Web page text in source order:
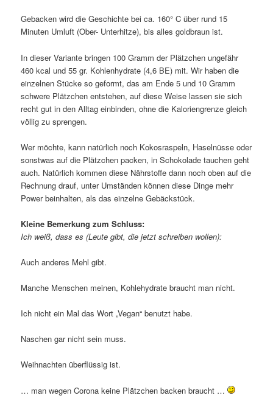
Gebacken wird die Geschichte bei ca. 160° C über rund 15
Minuten Umluft (Ober- Unterhitze), bis alles goldbraun ist.
In dieser Variante bringen 100 Gramm der Plätzchen ungefähr
460 kcal und 55 gr. Kohlenhydrate (4,6 BE) mit. Wir haben die
einzelnen Stücke so geformt, das am Ende 5 und 10 Gramm
schwere Plätzchen entstehen, auf diese Weise lassen sie sich
recht gut in den Alltag einbinden, ohne die Kaloriengrenze gleich
völlig zu sprengen.
Wer möchte, kann natürlich noch Kokosraspeln, Haselnüsse oder
sonstwas auf die Plätzchen packen, in Schokolade tauchen geht
auch. Natürlich kommen diese Nährstoffe dann noch oben auf die
Rechnung drauf, unter Umständen können diese Dinge mehr
Power beinhalten, als das einzelne Gebäckstück.
Kleine Bemerkung zum Schluss:
Ich weiß, dass es (Leute gibt, die jetzt schreiben wollen):
Auch anderes Mehl gibt.
Manche Menschen meinen, Kohlehydrate braucht man nicht.
Ich nicht ein Mal das Wort „Vegan“ benutzt habe.
Naschen gar nicht sein muss.
Weihnachten überflüssig ist.
… man wegen Corona keine Plätzchen backen braucht …